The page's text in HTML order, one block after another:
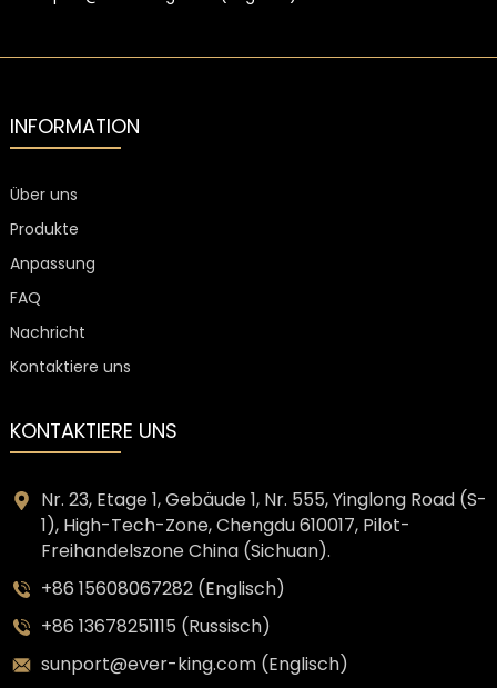
INFORMATION
Über uns
Produkte
Anpassung
FAQ
Nachricht
Kontaktiere uns
KONTAKTIERE UNS
Nr. 23, Etage 1, Gebäude 1, Nr. 555, Yinglong Road (S-
1), High-Tech-Zone, Chengdu 610017, Pilot-
Freihandelszone China (Sichuan).
+86 15608067282 (Englisch)
+86 13678251115 (Russisch)
sunport@ever-king.com (Englisch)